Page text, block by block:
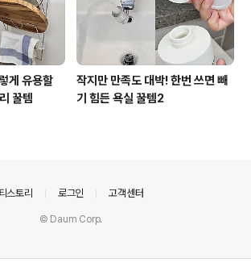
게 유용할
꿀템
작지만 만족도 대박! 한번 쓰면 빼
기 힘든 욕실 꿀템2
티스토리 로그인 고객센터
© Daum Corp.